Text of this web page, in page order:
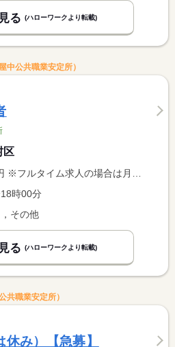
る (ハローワークより転載)
中公共職業安定所）
区
額（換算額）、パート求人の場合は時間額を表示しています。
時00分
その他
る (ハローワークより転載)
共職業安定所）
み）【急募】